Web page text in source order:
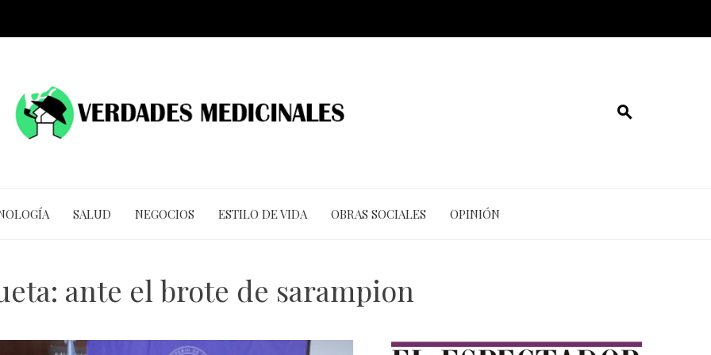
SALUD NEGOCIOS ESTILO DE VIDA OBRAS SOCIALES OPINIÓN
ante el brote de sarampion